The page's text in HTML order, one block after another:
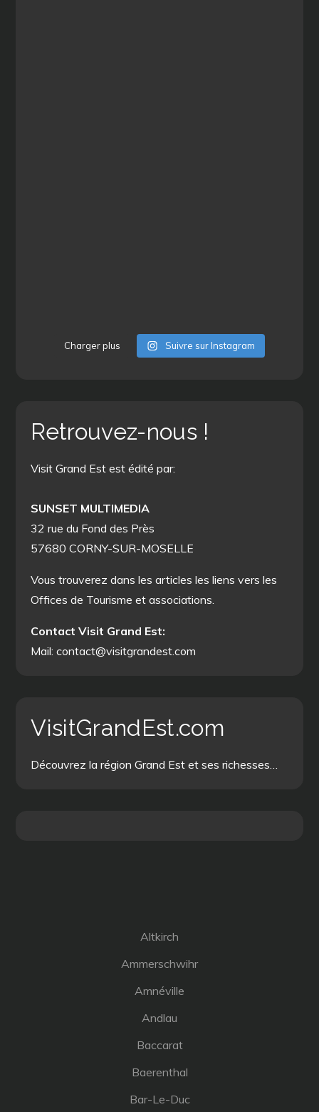
Charger plus Suivre sur Instagram
Retrouvez-nous !
Visit Grand Est est édité par:
SUNSET MULTIMEDIA
32 rue du Fond des Près
57680 CORNY-SUR-MOSELLE
Vous trouverez dans les articles les liens vers les
Offices de Tourisme et associations.
Contact Visit Grand Est:
Mail: contact@visitgrandest.com
VisitGrandEst.com
Découvrez la région Grand Est et ses richesses…
Altkirch
Ammerschwihr
Amnéville
Andlau
Baccarat
Baerenthal
Bar-Le-Duc